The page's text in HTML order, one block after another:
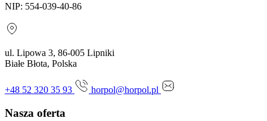
NIP: 554-039-40-86
ul. Lipowa 3, 86-005 Lipniki
Białe Błota, Polska
+48 52 320 35 93 horpol@horpol.pl
Nasza oferta